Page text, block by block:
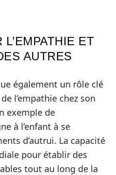
ET
AUTRES
également un rôle clé
l’empathie chez son
exemple de
à l’enfant à se
d’autrui. La capacité
pour établir des
tout au long de la